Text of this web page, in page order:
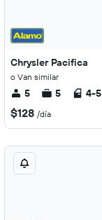
Chrysler Pacifica
o Van similar
5 5 4-5
$128 /día